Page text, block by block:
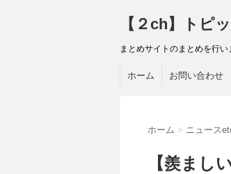
【２ch】トピ
まとめサイトのまとめを行い
ホーム お問い合わせ
ホーム > ニュース
【羨まし